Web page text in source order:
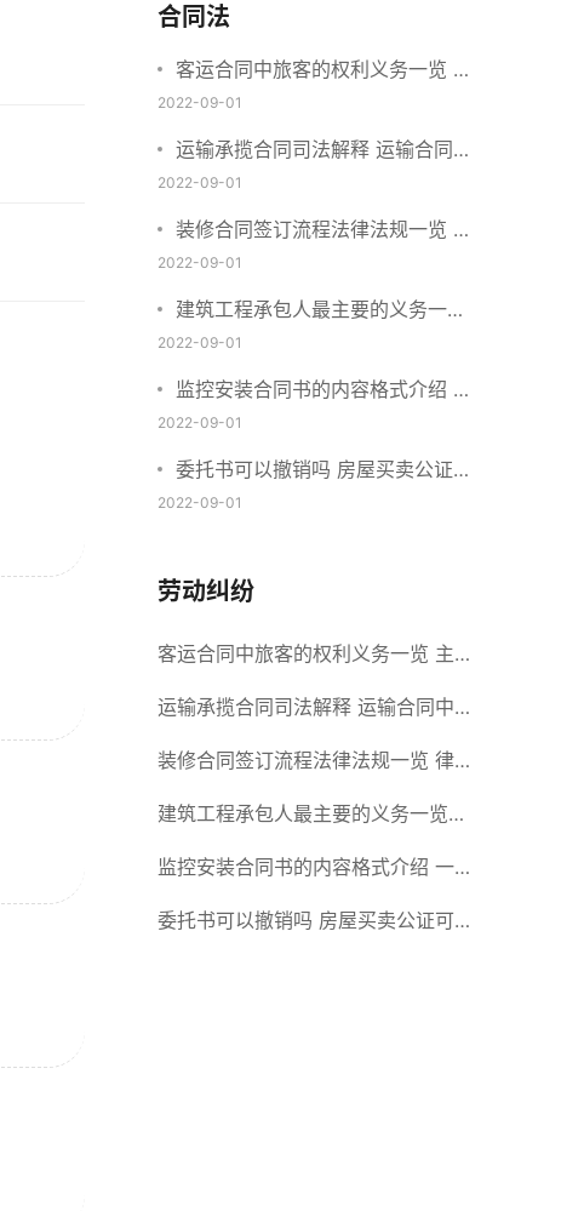
合什么要件？
合同法
客运合同中旅客的权利义务一览 主
要包括这些内容
2022-09-01
运输承揽合同司法解释 运输合同中
承运人的义务有哪些
2022-09-01
装修合同签订流程法律法规一览 律
师解答
2022-09-01
建筑工程承包人最主要的义务一览
承包合同内容介绍
2022-09-01
监控安装合同书的内容格式介绍 一
般包括这些条款
2022-09-01
委托书可以撤销吗 房屋买卖公证可
否撤销
2022-09-01
劳动纠纷
客运合同中旅客的权利义务一览 主
要包括这些内容
运输承揽合同司法解释 运输合同中
承运人的义务有哪些
装修合同签订流程法律法规一览 律
师解答
建筑工程承包人最主要的义务一览
承包合同内容介绍
监控安装合同书的内容格式介绍 一
般包括这些条款
委托书可以撤销吗 房屋买卖公证可